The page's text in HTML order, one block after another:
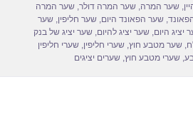
,שער המרה,שער המרה דולר,שער המרה
,שער הפאונד היום,שער חליפין,שער
יציג היום,שער יציג להיום,שער יציג של בנק
,שער מטבע חוץ,שערי חליפין,שערי חליפין
,שערי מטבע חוץ,שערים יציגים